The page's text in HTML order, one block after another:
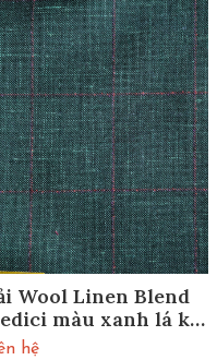
Wool Linen Blend
màu xanh lá kẻ
đỏ 61014/01
hệ